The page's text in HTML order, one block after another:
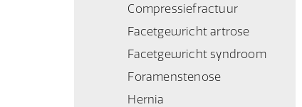
Compressiefractuur
Facetgewricht artrose
Facetgewricht syndroom
Foramenstenose
Hernia